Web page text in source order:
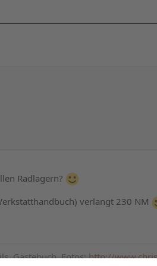
Radlagern?
verlangt 230 NM
Gästebuch, Fotos:http://